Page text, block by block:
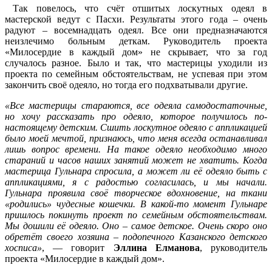
Так повелось, что счёт отшитых лоскутных одеял в
мастерской ведут с Пасхи. Результаты этого года – очень
радуют – восемнадцать одеял. Все они предназначаются
неизлечимо больным деткам. Руководитель проекта
«Милосердие в каждый дом» не скрывает, что за год
случалось разное. Было и так, что мастерицы уходили из
проекта по семейным обстоятельствам, не успевая при этом
закончить своё одеяло, но тогда его подхватывали другие.
«Все мастерицы стараются, все одеяла самодостаточные,
но хочу рассказать про одеяло, которое получилось по-
настоящему детским. Сшить лоскутное одеяло с аппликацией
было моей мечтой, признаюсь, что меня всегда останавливал
лишь вопрос времени. На такое одеяло необходимо много
стараний и часов наших занятий может не хватить. Когда
мастерица Гульнара спросила, а может ли её одеяло быть с
аппликациями, я с радостью согласилась, и мы начали.
Гульнара проявила своё творческое вдохновение, на ткани
«родились» чудесные кошечки. В какой-то момент Гульнаре
пришлось покинуть проект по семейным обстоятельствам.
Мы дошили её одеяло. Оно – самое детское. Очень скоро оно
обретёт своего хозяина – подопечного Казанского детского
хосписа», — говорит Эллина Елманова, руководитель
проекта «Милосердие в каждый дом».